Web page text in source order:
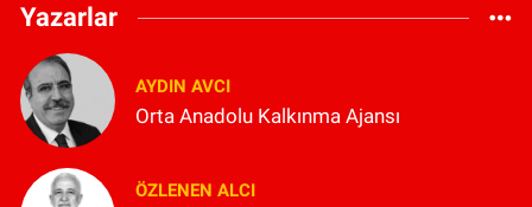
Yazarlar
AYDIN AVCI
Orta Anadolu Kalkınma Ajansı
ÖZLENEN ALCI